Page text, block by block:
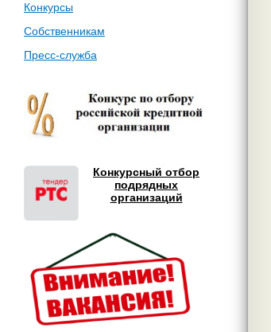
Конкурсы
Собственникам
Пресс-служба
Конкурсный отбор
подрядных
организаций